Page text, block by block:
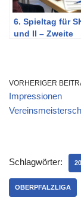
6. Spieltag für
und II – Zweite
VORHERIGER
Impressionen
Schlagwörter:
OBERPFALZLIGA